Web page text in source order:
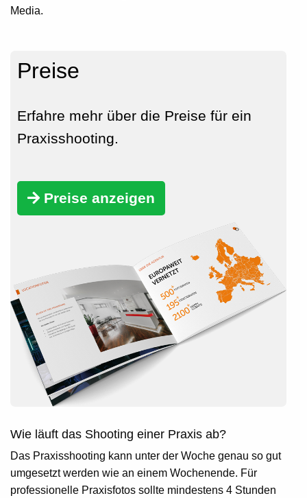
Media.
Preise
Erfahre mehr über die Preise für ein
Praxisshooting.
Preise anzeigen
Wie läuft das Shooting einer Praxis ab?
Das Praxisshooting kann unter der Woche genau so gut
umgesetzt werden wie an einem Wochenende. Für
professionelle Praxisfotos sollte mindestens 4 Stunden